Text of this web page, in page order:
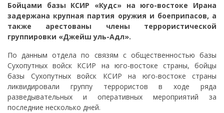
Бойцами базы КСИР «Кудс» на юго-востоке Ирана
задержана крупная партия оружия и боеприпасов, а
также арестованы члены террористической
группировки «Джейш уль-Адл».
По данным отдела по связям с общественностью базы
Сухопутных войск КСИР на юго-востоке страны, бойцы
базы Сухопутных войск КСИР на юго-востоке страны
ликвидировали группу террористов в ходе ряда
разведывательных и оперативных мероприятий за
последние несколько дней.